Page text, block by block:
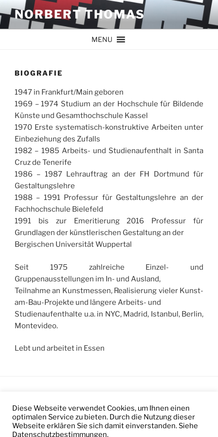
Inhalt
springen
NORBERT THOMAS
MENU
BIOGRAFIE
1947 in Frankfurt/Main geboren
1969 – 1974 Studium an der Hochschule für Bildende
Künste und Gesamthochschule Kassel
1970 Erste systematisch-konstruktive Arbeiten unter
Einbeziehung des Zufalls
1982 – 1985 Arbeits- und Studienaufenthalt in Santa
Cruz de Tenerife
1986 – 1987 Lehrauftrag an der FH Dortmund für
Gestaltungslehre
1988 – 1991 Professur für Gestaltungslehre an der
Fachhochschule Bielefeld
1991 bis zur Emeritierung 2016 Professur für
Grundlagen der künstlerischen Gestaltung an der
Bergischen Universität Wuppertal
Seit 1975 zahlreiche Einzel- und
Gruppenausstellungen im In- und Ausland,
Teilnahme an Kunstmessen, Realisierung vieler Kunst-
am-Bau-Projekte und längere Arbeits- und
Studienaufenthalte u.a. in NYC, Madrid, Istanbul, Berlin,
Montevideo.
Lebt und arbeitet in Essen
Impressum/Datenschutz
Diese Webseite verwendet Cookies, um Ihnen einen
optimalen Service zu bieten. Durch die Nutzung dieser
Webseite erklären Sie sich damit einverstanden. Siehe
Datenschutzbestimmungen.